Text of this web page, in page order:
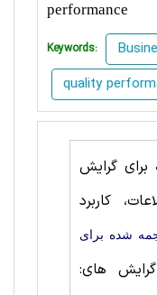
performance
Keywords:
quality
برای گرایش
کاربرد
شده برای
های: